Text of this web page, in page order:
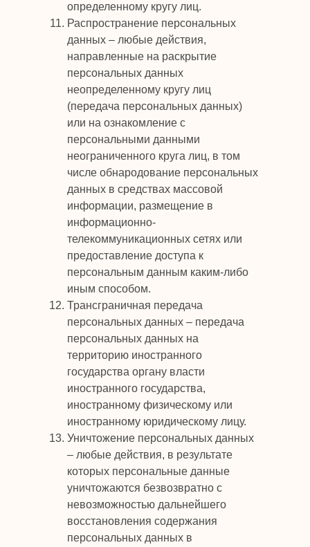
определенному кругу лиц.
Распространение персональных
данных – любые действия,
направленные на раскрытие
персональных данных
неопределенному кругу лиц
(передача персональных данных)
или на ознакомление с
персональными данными
неограниченного круга лиц, в том
числе обнародование персональных
данных в средствах массовой
информации, размещение в
информационно-
телекоммуникационных сетях или
предоставление доступа к
персональным данным каким-либо
иным способом.
Трансграничная передача
персональных данных – передача
персональных данных на
территорию иностранного
государства органу власти
иностранного государства,
иностранному физическому или
иностранному юридическому лицу.
Уничтожение персональных данных
– любые действия, в результате
которых персональные данные
уничтожаются безвозвратно с
невозможностью дальнейшего
восстановления содержания
персональных данных в